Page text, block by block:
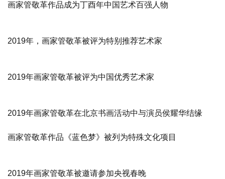
画家管敬革作品成为丁酉年中国艺术百强人物
2019年，画家管敬革被评为特别推荐艺术家
2019年画家管敬革被评为中国优秀艺术家
2019年画家管敬革在北京书画活动中与演员侯耀华结缘
画家管敬革作品《蓝色梦》被列为特殊文化项目
2019年画家管敬革被邀请参加央视春晚